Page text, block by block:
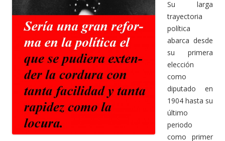
Su larga
trayectoria
política
abarca desde
su primera
elección
como
diputado en
1904 hasta su
último
periodo
como primer